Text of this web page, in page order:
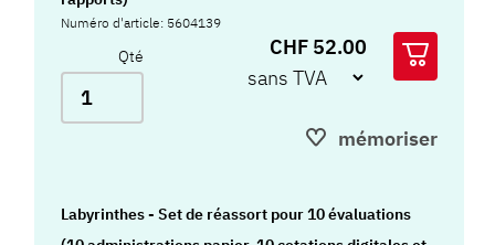
Numéro d'article: 5604139
Qté CHF 52.00
mémoriser
Labyrinthes - Set de réassort pour 10 évaluations